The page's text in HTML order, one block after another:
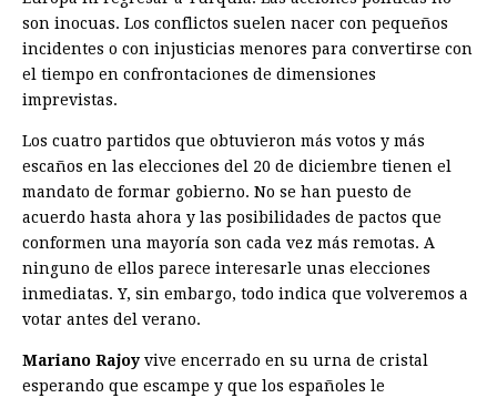
son inocuas. Los conflictos suelen nacer con pequeños
incidentes o con injusticias menores para convertirse con
el tiempo en confrontaciones de dimensiones
imprevistas.
Los cuatro partidos que obtuvieron más votos y más
escaños en las elecciones del 20 de diciembre tienen el
mandato de formar gobierno. No se han puesto de
acuerdo hasta ahora y las posibilidades de pactos que
conformen una mayoría son cada vez más remotas. A
ninguno de ellos parece interesarle unas elecciones
inmediatas. Y, sin embargo, todo indica que volveremos a
votar antes del verano.
Mariano Rajoyvive encerrado en su urna de cristal
esperando que escampe y que los españoles le